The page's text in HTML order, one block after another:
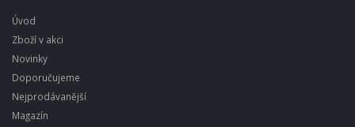
Úvod
Zboží v akci
Novinky
Doporučujeme
Nejprodávanější
Magazín